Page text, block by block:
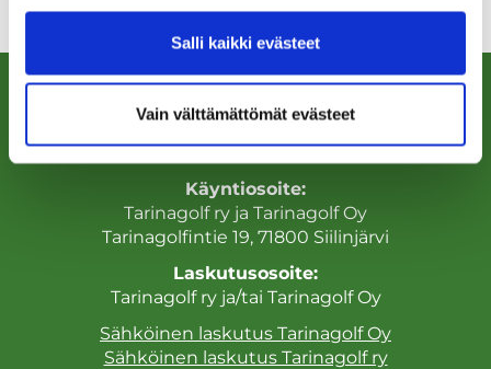
Salli kaikki evästeet
Vain välttämättömät evästeet
menestyneille!
Käyntiosoite:
Tarinagolf ry ja Tarinagolf Oy
Tarinagolfintie 19, 71800 Siilinjärvi
Laskutusosoite:
Tarinagolf ry ja/tai Tarinagolf Oy
Sähköinen laskutus Tarinagolf Oy
Sähköinen laskutus Tarinagolf ry